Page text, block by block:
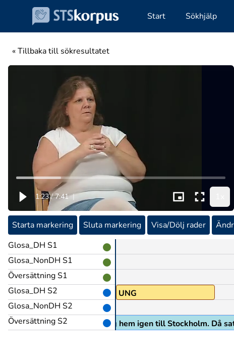
Start Sökhjälp
« Tillbaka till sökresultatet
1:23 / 7:41 |
Starta markering Sluta markering Visa/Dölj rader
Glosa_DH S1
Glosa_NonDH S1
Översättning S1
Glosa_DH S2
Glosa_NonDH S2
Översättning S2
PRO1 mtyp:när var UNG
i Örebro flyttade jag hem igen till Stockholm. Då